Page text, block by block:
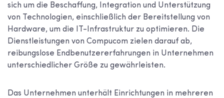
sich um die Beschaffung, Integration und Unterstützung
von Technologien, einschließlich der Bereitstellung von
Hardware, um die IT-Infrastruktur zu optimieren. Die
Dienstleistungen von Compucom zielen darauf ab,
reibungslose Endbenutzererfahrungen in Unternehmen
unterschiedlicher Größe zu gewährleisten.
Das Unternehmen unterhält Einrichtungen in mehreren